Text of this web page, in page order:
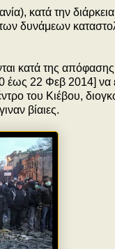
κατά την
δυνάμεων
κατά της
22 Φεβ 2014] να
του Κιέβου,
βίαιες.